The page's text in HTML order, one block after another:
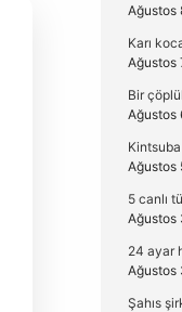
Ağustos
Karı
Ağustos
Bir
Ağustos
Ağustos
5 canlı
Ağustos
24 ayar
Ağustos
Şahıs